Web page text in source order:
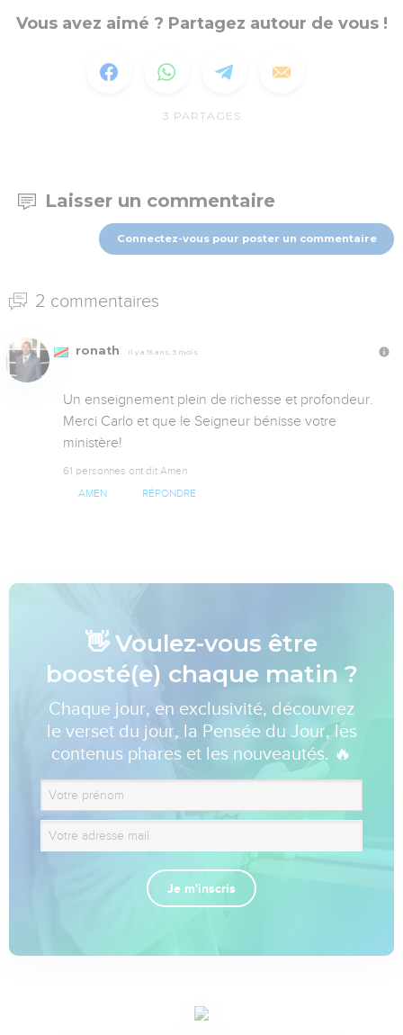
Vous avez aimé ? Partagez autour de vous !
3 PARTAGES
Laisser un commentaire
Connectez-vous pour poster un commentaire
2 commentaires
ronath Il y a 15 ans, 3 mois
Un enseignement plein de richesse et profondeur.
Merci Carlo et que le Seigneur bénisse votre
ministère!
61 personnes ont dit Amen
AMEN RÉPONDRE
👋 Voulez-vous être
boosté(e) chaque matin ?
Chaque jour, en exclusivité, découvrez
le verset du jour, la Pensée du Jour, les
contenus phares et les nouveautés. 🔥
Je m'inscris